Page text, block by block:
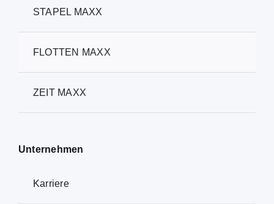
STAPEL MAXX
FLOTTEN MAXX
ZEIT MAXX
Unternehmen
Karriere